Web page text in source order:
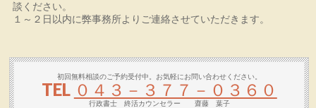
談ください。
１～２日以内に弊事務所よりご連絡させていただきます。
初回無料相談のご予約受付中。お気軽にお問い合わせください。
TEL ０４３－３７７－０３６０
行政書士 終活カウンセラー 齋藤 葉子